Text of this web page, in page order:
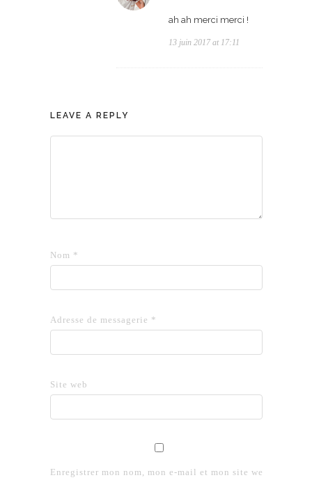
ah ah merci merci !
13 juin 2017 at 17:11
LEAVE A REPLY
Nom *
Adresse de messagerie *
Site web
Enregistrer mon nom, mon e-mail et mon site web dans le